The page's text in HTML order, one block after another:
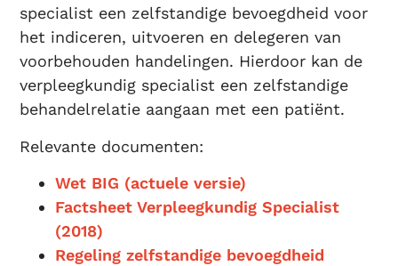
specialist een zelfstandige bevoegdheid voor
het indiceren, uitvoeren en delegeren van
voorbehouden handelingen. Hierdoor kan de
verpleegkundig specialist een zelfstandige
behandelrelatie aangaan met een patiënt.
Relevante documenten:
Wet BIG (actuele versie)
Factsheet Verpleegkundig Specialist
(2018)
Regeling zelfstandige bevoegdheid